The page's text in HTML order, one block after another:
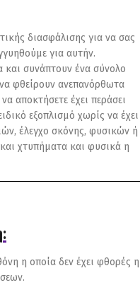
διασφάλισης για να σας
για αυτήν.
και συνάπτουν ένα σύνολο
να φθείρουν ανεπανόρθωτα
αποκτήσετε έχει περάσει
εξοπλισμό χωρίς να έχει
έλεγχο σκόνης, φυσικών ή
χτυπήματα και φυσικά η
η οποία δεν έχει φθορές η